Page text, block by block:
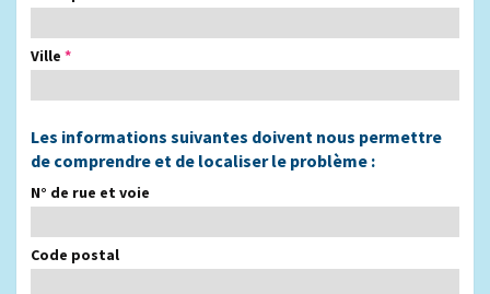
Ville *
Les informations suivantes doivent nous permettre
de comprendre et de localiser le problème :
N° de rue et voie
Code postal